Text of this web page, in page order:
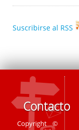
Suscribirse al RSS
Contacto
Copyright ©